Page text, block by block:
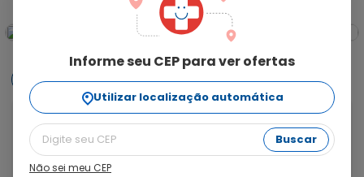
Informe seu CEP para ver ofertas
Utilizar localização automática
Buscar
Não sei meu CEP
Informações
A Mamadeira Lolly Proporciona conforto e segurança
na amamentação. Possui material livre de Bisfenol e
selo do Inmetro.
Imagens ilustrativas, estampas sortidas! Enviaremos